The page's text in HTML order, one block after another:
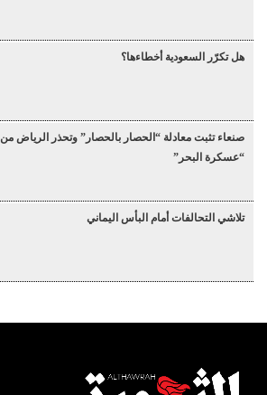
هل تكرّر السعودية أخطاءها؟
صنعاء تثبت معادلة “الحصار بالحصار” وتحذر الرياض من
“عسكرة البحر”
تلاشي التحالفات أمام البأس اليماني